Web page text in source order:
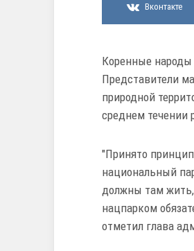
Вконтакте
Коренные народы
Представители
природной
среднем течении
"Принято
национальный
должны там
нацпарком
отметил глава